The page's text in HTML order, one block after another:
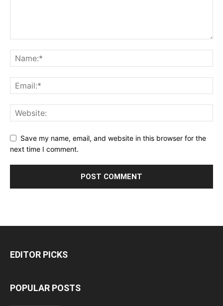
Save my name, email, and website in this browser for the
next time I comment.
EDITOR PICKS
POPULAR POSTS